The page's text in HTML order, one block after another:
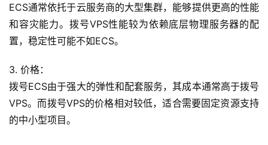
ECS通常依托于云服务商的大型集群，能够提供更高的性能
和容灾能力。拨号VPS性能较为依赖底层物理服务器的配
置，稳定性可能不如ECS。
3. 价格：
拨号ECS由于强大的弹性和配套服务，其成本通常高于拨号
VPS。而拨号VPS的价格相对较低，适合需要固定资源支持
的中小型项目。